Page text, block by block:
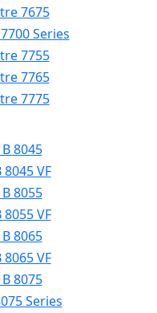
7675
Series
7755
7765
7775
8045
VF
8055
VF
8065
VF
8075
Series